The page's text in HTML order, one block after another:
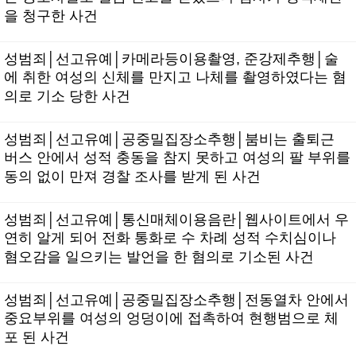
을 청구한 사건
성범죄│선고유예│카메라등이용촬영, 준강제추행│술
에 취한 여성의 신체를 만지고 나체를 촬영하였다는 혐
의로 기소 당한 사건
성범죄│선고유예│공중밀집장소추행│붐비는 출퇴근
버스 안에서 성적 충동을 참지 못하고 여성의 팔 부위를
동의 없이 만져 경찰 조사를 받게 된 사건
성범죄│선고유예│통신매체이용음란│웹사이트에서 우
연히 알게 되어 전화 통화로 수 차례 성적 수치심이나
혐오감을 일으키는 발언을 한 혐의로 기소된 사건
성범죄│선고유예│공중밀집장소추행│전동열차 안에서
중요부위를 여성의 엉덩이에 접촉하여 현행범으로 체
포 된 사건